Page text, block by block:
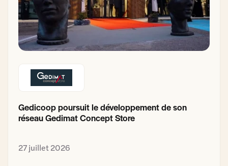
Gedicoop poursuit le développement de son
réseau Gedimat Concept Store
27 juillet 2026